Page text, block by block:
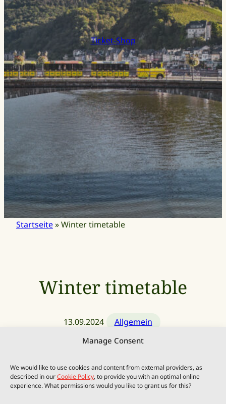
Manage Consent
We would like to use cookies and content from external providers, as
described in ourCookie Policy, to provide you with an optimal online
experience. What permissions would you like to grant us for this?
Ticket-Shop
Startseite»Winter timetable
Winter timetable
13.09.2024 Allgemein
From November on, the round trips with the